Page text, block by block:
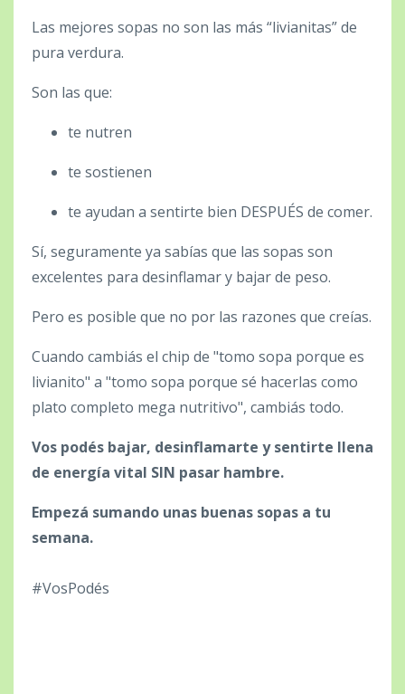
Las mejores sopas no son las más “livianitas” de
pura verdura.
Son las que:
te nutren
te sostienen
te ayudan a sentirte bien DESPUÉS de comer.
Sí, seguramente ya sabías que las sopas son
excelentes para desinflamar y bajar de peso.
Pero es posible que no por las razones que creías.
Cuando cambiás el chip de "tomo sopa porque es
livianito" a "tomo sopa porque sé hacerlas como
plato completo mega nutritivo", cambiás todo.
Vos podés bajar, desinflamarte y sentirte llena
de energía vital SIN pasar hambre.
Empezá sumando unas buenas sopas a tu
semana.
#VosPodés